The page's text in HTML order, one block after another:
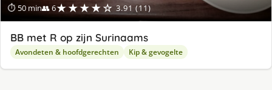
⏱ 50 min👥 6★★★★☆ 3.91 (11)
BB met R op zijn Surinaams
Avondeten & hoofdgerechten Kip & gevogelte